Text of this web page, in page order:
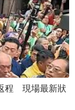
程 現場最新狀